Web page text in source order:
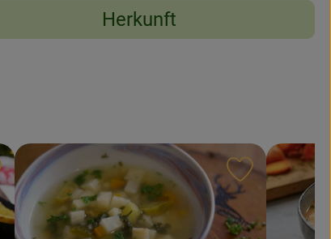
Herkunft
Rezept zu Favouriten hinzufügen Rezept zu